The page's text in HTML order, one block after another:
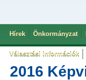
Hírek Önkormányzat
Választási információk
2016